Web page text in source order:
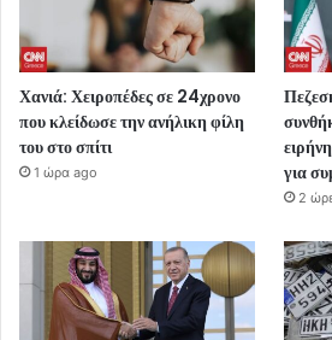
Χανιά: Χειροπέδες σε 24χρονο
που κλείδωσε την ανήλικη φίλη
του στο σπίτι
1 ώρα ago
για
2